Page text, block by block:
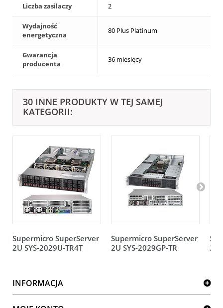
Liczba zasilaczy 2
Wydajność
energetyczna
80 Plus Platinum
Gwarancja
producenta
36 miesięcy
30 INNE PRODUKTY W TEJ SAMEJ
KATEGORII:
Supermicro SuperServer
2U SYS-2029U-TR4T
Supermicro SuperServer
2U SYS-2029GP-TR
2U
INFORMACJA